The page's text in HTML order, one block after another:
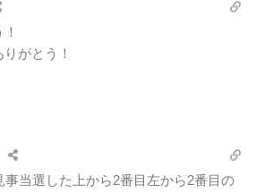
がとう！
当選した上から2番目左から2番目の